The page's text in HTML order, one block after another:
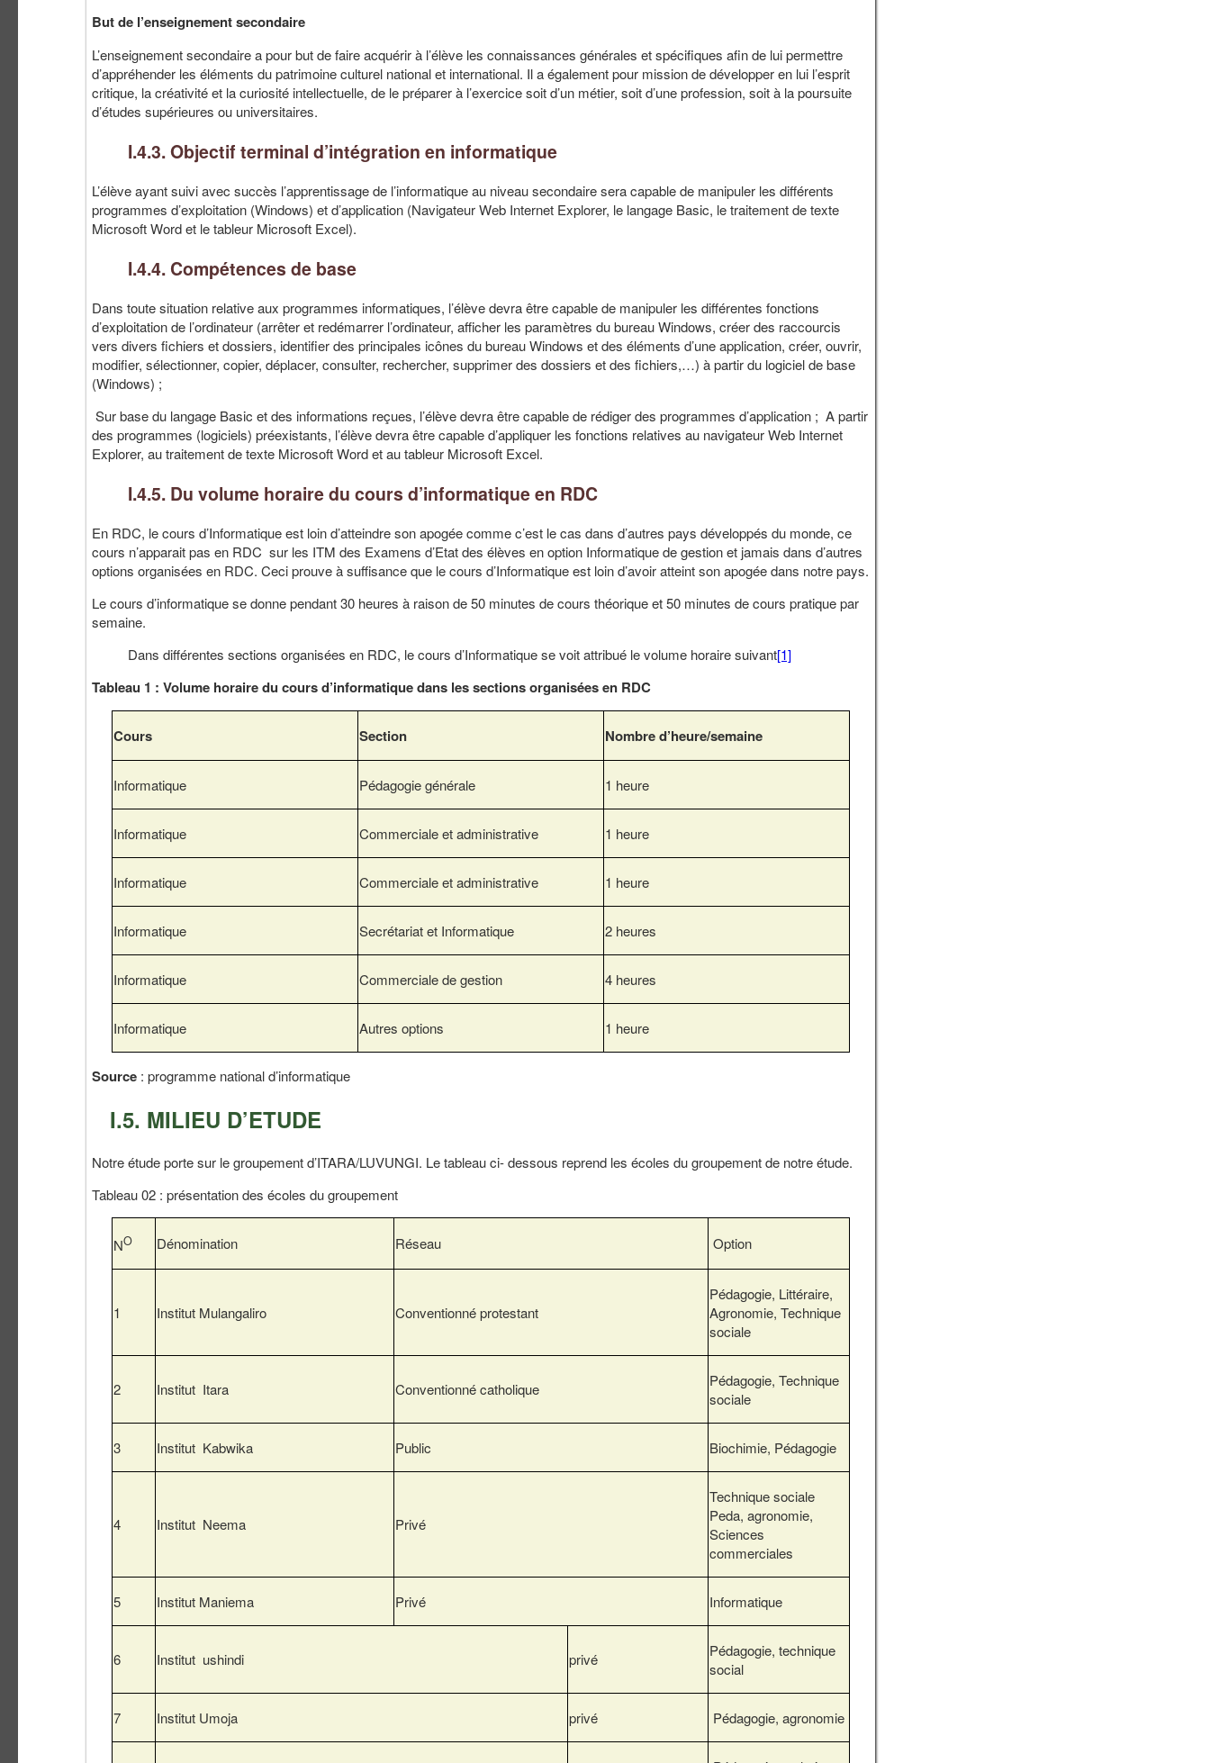
But de l’enseignement secondaire
L’enseignement secondaire a pour but de faire acquérir à l’élève les connaissances générales et spécifiques afin de lui permettre
d’appréhender les éléments du patrimoine culturel national et international. Il a également pour mission de développer en lui l’esprit
critique, la créativité et la curiosité intellectuelle, de le préparer à l’exercice soit d’un métier, soit d’une profession, soit à la poursuite
d’études supérieures ou universitaires.
I.4.3. Objectif terminal d’intégration en informatique
L’élève ayant suivi avec succès l’apprentissage de l’informatique au niveau secondaire sera capable de manipuler les différents
programmes d’exploitation (Windows) et d’application (Navigateur Web Internet Explorer, le langage Basic, le traitement de texte
Microsoft Word et le tableur Microsoft Excel).
I.4.4. Compétences de base
Dans toute situation relative aux programmes informatiques, l’élève devra être capable de manipuler les différentes fonctions
d’exploitation de l’ordinateur (arrêter et redémarrer l’ordinateur, afficher les paramètres du bureau Windows, créer des raccourcis
vers divers fichiers et dossiers, identifier des principales icônes du bureau Windows et des éléments d’une application, créer, ouvrir,
modifier, sélectionner, copier, déplacer, consulter, rechercher, supprimer des dossiers et des fichiers,…) à partir du logiciel de base
(Windows) ;
Sur base du langage Basic et des informations reçues, l’élève devra être capable de rédiger des programmes d’application ; A partir
des programmes (logiciels) préexistants, l’élève devra être capable d’appliquer les fonctions relatives au navigateur Web Internet
Explorer, au traitement de texte Microsoft Word et au tableur Microsoft Excel.
I.4.5. Du volume horaire du cours d’informatique en RDC
En RDC, le cours d’Informatique est loin d’atteindre son apogée comme c’est le cas dans d’autres pays développés du monde, ce
cours n’apparait pas en RDC sur les ITM des Examens d’Etat des élèves en option Informatique de gestion et jamais dans d’autres
options organisées en RDC. Ceci prouve à suffisance que le cours d’Informatique est loin d’avoir atteint son apogée dans notre pays.
Le cours d’informatique se donne pendant 30 heures à raison de 50 minutes de cours théorique et 50 minutes de cours pratique par
semaine.
Dans différentes sections organisées en RDC, le cours d’Informatique se voit attribué le volume horaire suivant[1]
Tableau 1 : Volume horaire du cours d’informatique dans les sections organisées en RDC
Cours Section Nombre d’heure/semaine
Informatique Pédagogie générale 1 heure
Informatique Commerciale et administrative 1 heure
Informatique Commerciale et administrative 1 heure
Informatique Secrétariat et Informatique 2 heures
Informatique Commerciale de gestion 4 heures
Informatique Autres options 1 heure
Source : programme national d’informatique
I.5. MILIEU D’ETUDE
Notre étude porte sur le groupement d’ITARA/LUVUNGI. Le tableau ci- dessous reprend les écoles du groupement de notre étude.
Tableau 02 : présentation des écoles du groupement
NO Dénomination Réseau Option
1 Institut Mulangaliro Conventionné protestant
Pédagogie, Littéraire,
Agronomie, Technique
sociale
2 Institut Itara Conventionné catholique
Pédagogie, Technique
sociale
3 Institut Kabwika Public Biochimie, Pédagogie
4 Institut Neema Privé
Technique sociale
Peda, agronomie,
Sciences
commerciales
5 Institut Maniema Privé Informatique
6 Institut ushindi privé
Pédagogie, technique
social
7 Institut Umoja privé Pédagogie, agronomie